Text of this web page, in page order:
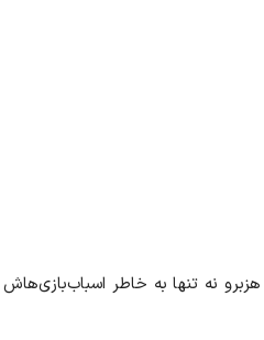
هزبرو نه تنها به خاطر